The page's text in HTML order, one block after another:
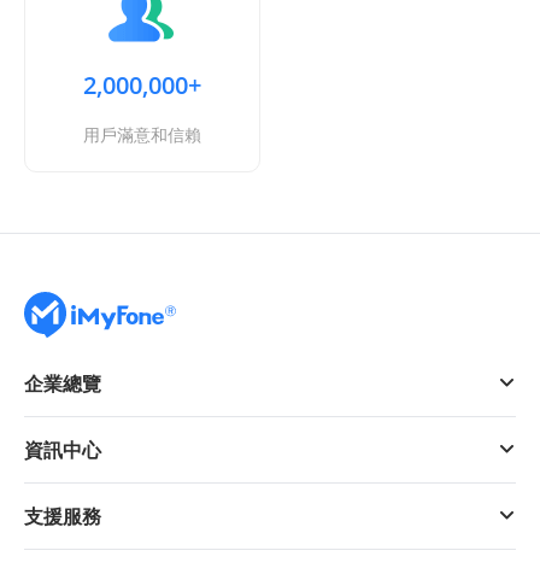
2,000,000+
用戶滿意和信賴
企業總覽
資訊中心
支援服務